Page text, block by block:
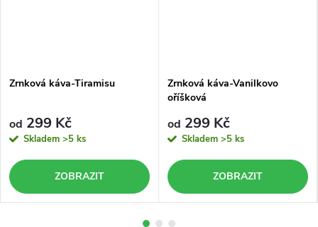
Zrnková káva-Tiramisu
od 299 Kč
Skladem >5 ks
ZOBRAZIT
Zrnková káva-Vanilkovo
oříšková
od 299 Kč
Skladem >5 ks
ZOBRAZIT